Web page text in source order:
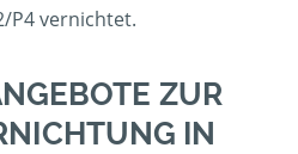
P4 vernichtet.
ZUR
IN